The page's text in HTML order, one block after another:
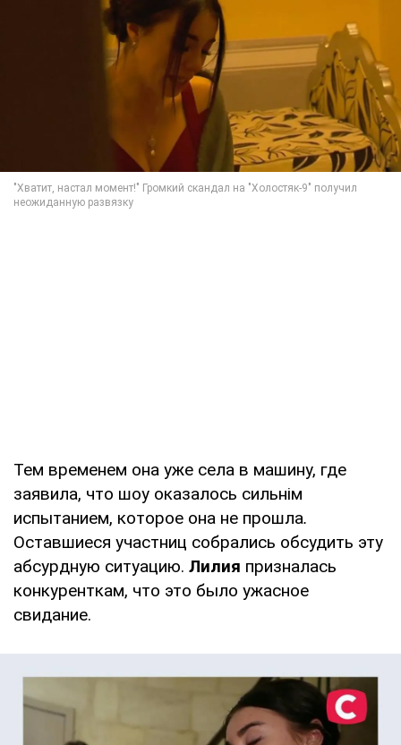
Тем временем она уже села в машину, где
заявила, что шоу оказалось сильнім
испытанием, которое она не прошла.
Оставшиеся участниц собрались обсудить эту
абсурдную ситуацию. Лилия призналась
конкуренткам, что это было ужасное
свидание.